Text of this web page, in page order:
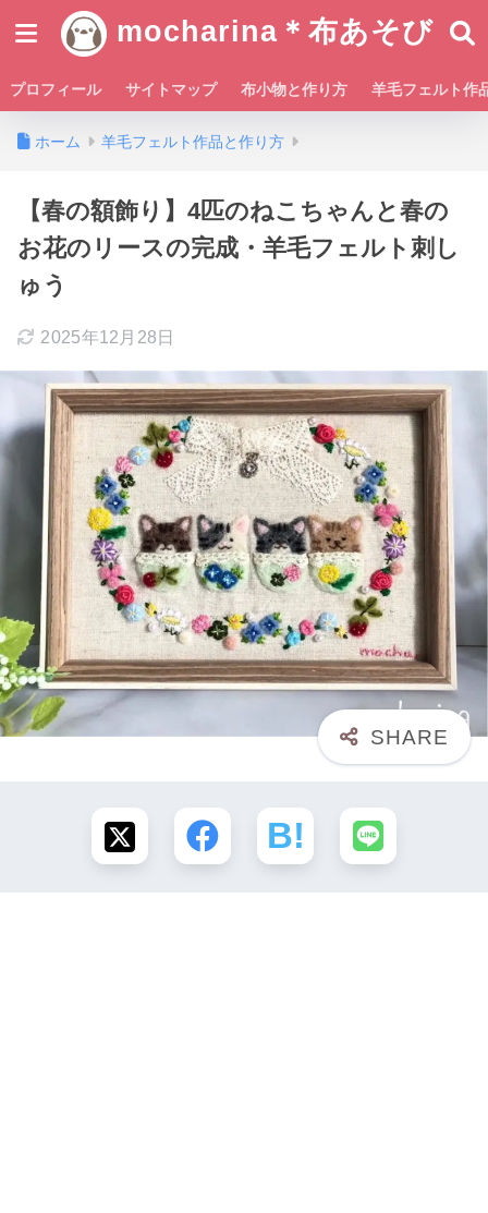
mocharina＊布あそび
プロフィール サイトマップ 布小物と作り方 羊毛フェルト作
ホーム 羊毛フェルト作品と作り方
【春の額飾り】4匹のねこちゃんと春の
お花のリースの完成・羊毛フェルト刺し
ゅう
2025年12月28日